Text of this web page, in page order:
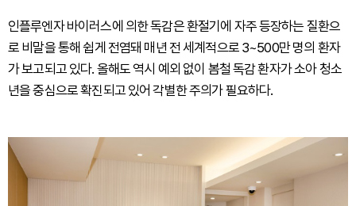
인플루엔자 바이러스에 의한 독감은 환절기에 자주 등장하는 질환으
로 비말을 통해 쉽게 전염돼 매년 전 세계적으로 3~500만 명의 환자
가 보고되고 있다. 올해도 역시 예외 없이 봄철 독감 환자가 소아 청소
년을 중심으로 확진되고 있어 각별한 주의가 필요하다.